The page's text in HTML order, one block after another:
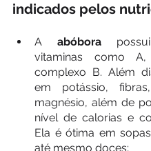
indicados pelos
A abóbora
vitaminas como
complexo B. Além
em potássio,
magnésio, além de
nível de calorias e
Ela é ótima em
até mesmo doces;